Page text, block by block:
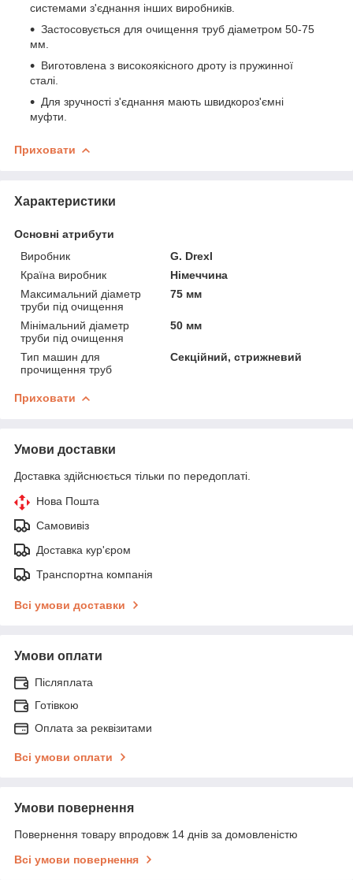
системами з'єднання інших виробників.
Застосовується для очищення труб діаметром 50-75
мм.
Виготовлена з високоякісного дроту із пружинної
сталі.
Для зручності з'єднання мають швидкороз'ємні
муфти.
Приховати
Характеристики
Основні атрибути
Виробник
G. Drexl
Країна виробник
Німеччина
Максимальний діаметр
труби під очищення
75 мм
Мінімальний діаметр
труби під очищення
50 мм
Тип машин для
прочищення труб
Секційний, стрижневий
Приховати
Умови доставки
Доставка здійснюється тільки по передоплаті.
Нова Пошта
Самовивіз
Доставка кур'єром
Транспортна компанія
Всі умови доставки
Умови оплати
Післяплата
Готівкою
Оплата за реквізитами
Всі умови оплати
Умови повернення
Повернення товару впродовж 14 днів за домовленістю
Всі умови повернення